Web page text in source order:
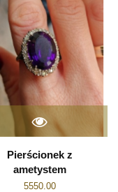
Pierścionek z
ametystem
5550.00